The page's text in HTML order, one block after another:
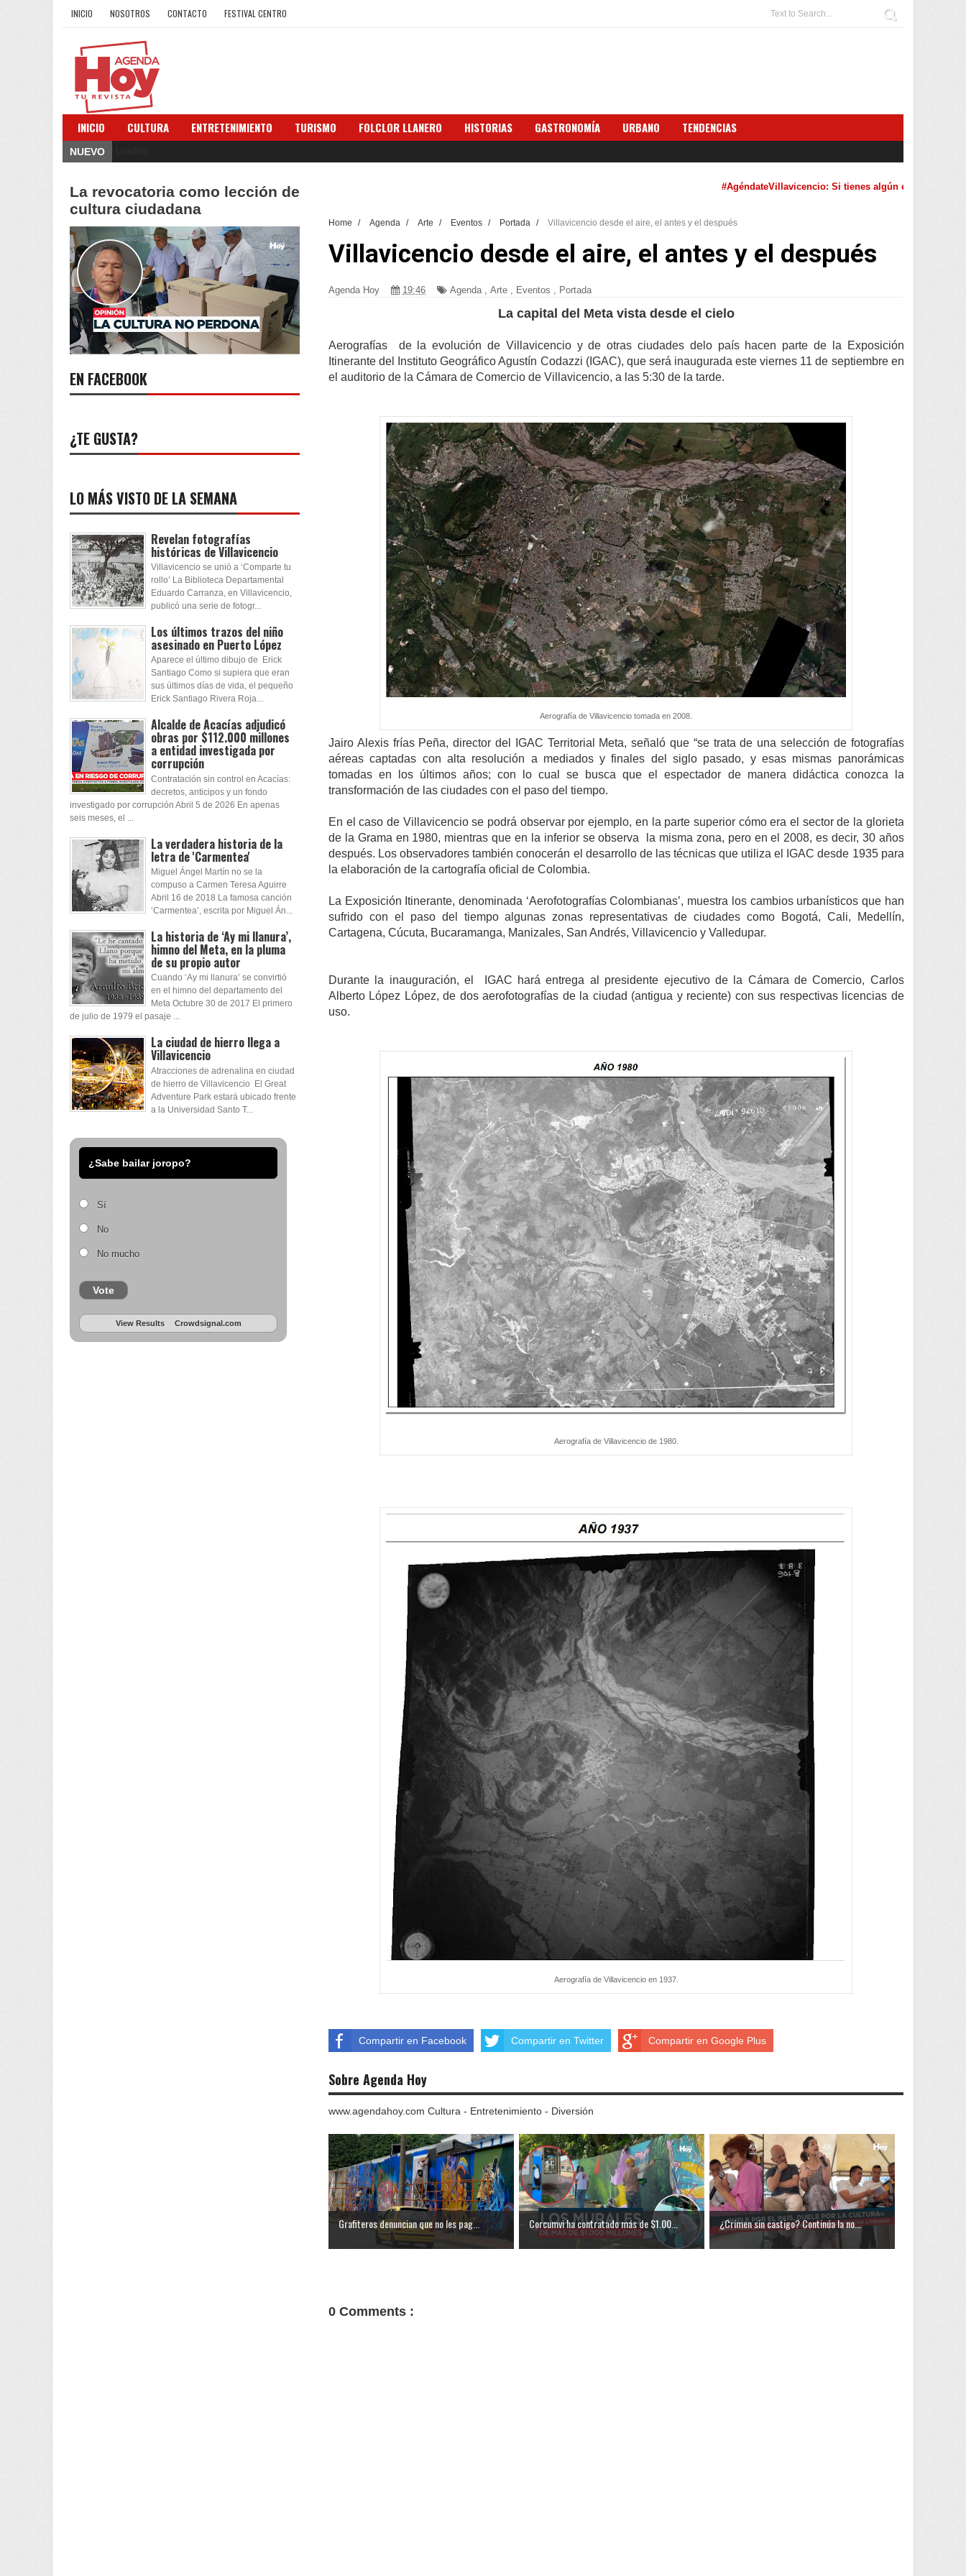
INICIO NOSOTROS CONTACTO FESTIVAL CENTRO
INICIO CULTURA ENTRETENIMIENTO TURISMO FOLCLOR LLANERO HISTORIAS GASTRONOMÍA URBANO TENDENCIAS
NUEVO
#AgéndateVillavicencio: Si tienes algún evento cultural que
Home / Agenda / Arte / Eventos / Portada / Villavicencio desde el aire, el antes y el después
Villavicencio desde el aire, el antes y el después
Agenda Hoy 19:46 Agenda, Arte , Eventos , Portada
La capital del Meta vista desde el cielo
Aerografías de la evolución de Villavicencio y de otras ciudades delo país hacen parte de la Exposición
Itinerante del Instituto Geográfico Agustín Codazzi (IGAC), que será inaugurada este viernes 11 de septiembre en
el auditorio de la Cámara de Comercio de Villavicencio, a las 5:30 de la tarde.
Aerografía de Villavicencio tomada en 2008.
Jairo Alexis frías Peña, director del IGAC Territorial Meta, señaló que “se trata de una selección de fotografías
aéreas captadas con alta resolución a mediados y finales del siglo pasado, y esas mismas panorámicas
tomadas en los últimos años; con lo cual se busca que el espectador de manera didáctica conozca la
transformación de las ciudades con el paso del tiempo.
En el caso de Villavicencio se podrá observar por ejemplo, en la parte superior cómo era el sector de la glorieta
de la Grama en 1980, mientras que en la inferior se observa la misma zona, pero en el 2008, es decir, 30 años
después. Los observadores también conocerán el desarrollo de las técnicas que utiliza el IGAC desde 1935 para
la elaboración de la cartografía oficial de Colombia.
La Exposición Itinerante, denominada ‘Aerofotografías Colombianas’, muestra los cambios urbanísticos que han
sufrido con el paso del tiempo algunas zonas representativas de ciudades como Bogotá, Cali, Medellín,
Cartagena, Cúcuta, Bucaramanga, Manizales, San Andrés, Villavicencio y Valledupar.
Durante la inauguración, el IGAC hará entrega al presidente ejecutivo de la Cámara de Comercio, Carlos
Alberto López López, de dos aerofotografías de la ciudad (antigua y reciente) con sus respectivas licencias de
uso.
Aerografía de Villavicencio de 1980.
Aerografía de Villavicencio en 1937.
Compartir en Facebook Compartir en Twitter Compartir en Google Plus
Sobre Agenda Hoy
www.agendahoy.com Cultura - Entretenimiento - Diversión
Grafiteros denuncian que no les pag... Corcumvi ha contratado más de $1.00... ¿Crimen sin castigo? Continúa la no...
0 Comments :
La revocatoria como lección de
cultura ciudadana
EN FACEBOOK
¿TE GUSTA?
LO MÁS VISTO DE LA SEMANA
Revelan fotografías
históricas de Villavicencio
Villavicencio se unió a ‘Comparte tu
rollo’ La Biblioteca Departamental
Eduardo Carranza, en Villavicencio,
publicó una serie de fotogr...
Los últimos trazos del niño
asesinado en Puerto López
Aparece el último dibujo de Erick
Santiago Como si supiera que eran
sus últimos días de vida, el pequeño
Erick Santiago Rivera Roja...
Alcalde de Acacías adjudicó
obras por $112.000 millones
a entidad investigada por
corrupción
Contratación sin control en Acacías:
decretos, anticipos y un fondo
investigado por corrupción Abril 5 de 2026 En apenas
seis meses, el ...
La verdadera historia de la
letra de 'Carmentea'
Miguel Ángel Martín no se la
compuso a Carmen Teresa Aguirre
Abril 16 de 2018 La famosa canción
‘Carmentea’, escrita por Miguel Án...
La historia de ‘Ay mi llanura’,
himno del Meta, en la pluma
de su propio autor
Cuando ‘Ay mi llanura’ se convirtió
en el himno del departamento del
Meta Octubre 30 de 2017 El primero
de julio de 1979 el pasaje ...
La ciudad de hierro llega a
Villavicencio
Atracciones de adrenalina en ciudad
de hierro de Villavicencio El Great
Adventure Park estará ubicado frente
a la Universidad Santo T...
¿Sabe bailar joropo?
Sí
No
No mucho
Vote
View Results Crowdsignal.com